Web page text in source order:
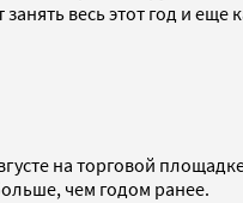
весь этот год и
на торговой
чем годом ранее.